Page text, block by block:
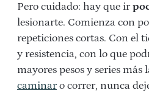
Pero cuidado: hay que ir
lesionarte. Comienza con
repeticiones cortas. Con el
y resistencia, con lo que
mayores pesos y series más
caminaro correr, nunca